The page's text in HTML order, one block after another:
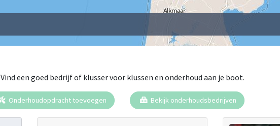
Vind een goed bedrijf of klusser voor klussen en onderhoud aan je boot.
Onderhoudopdracht toevoegen Bekijk onderhoudsbedrijven